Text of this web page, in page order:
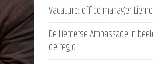
Vacature: office manager
De Liemerse Ambassade in
de regio